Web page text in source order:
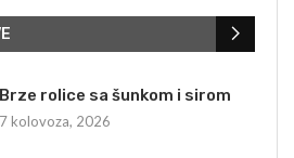
Brze rolice sa šunkom i sirom
7 kolovoza, 2026